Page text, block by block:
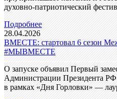
духовно-патриотический
Подробнее
28.04.2026
ВМЕСТЕ: стартовал 6 сезон
#МЫВМЕСТЕ
О запуске объявил Первый
Администрации Президента
в рамках «Дня Горловки» —